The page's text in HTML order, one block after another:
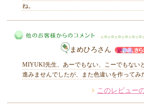
MIYUKI先生からのコメント
ね。
他のお客様からのコメント
まめひろさん
MIYUKI先生、あーでもない、こーでもない
進みませんでしたが、また色違いを作ってみ
このレビュー